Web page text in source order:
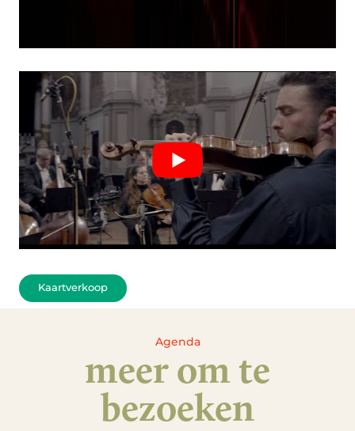
Kaartverkoop
Agenda
meer om te
bezoeken